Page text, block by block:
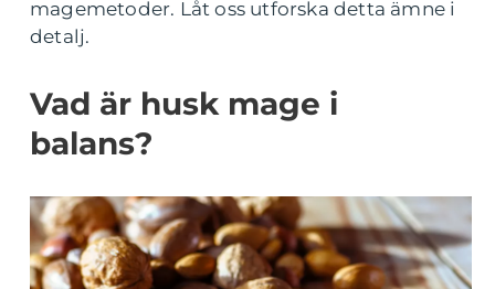
magemetoder. Låt oss utforska detta ämne i
detalj.
Vad är husk mage i
balans?